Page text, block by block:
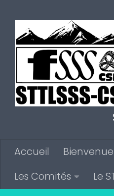
Accueil
Les Comités
Le